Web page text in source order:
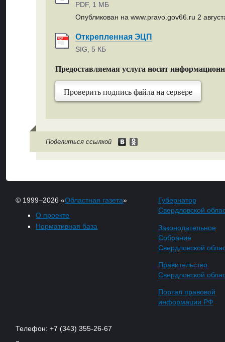
PDF, 1 МБ
Опубликован на www.pravo.gov66.ru 2
Открепленная ЭЦП
SIG, 5 КБ
Предоставляемая услуга носит
Проверить подпись файла на сервере
Поделиться ссылкой
© 1999–2026 «Областная газета»
О проекте
Нормативная база
Губернатор
Свердловской
Законодательное
Собрание
Свердловской
Правительство
Свердловской
Портал правовой
информации РФ
Телефон: +7 (343) 355-26-67